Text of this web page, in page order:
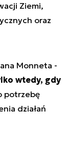
Ziemi,
oraz
Monneta -
wtedy, gdy
potrzebę
działań